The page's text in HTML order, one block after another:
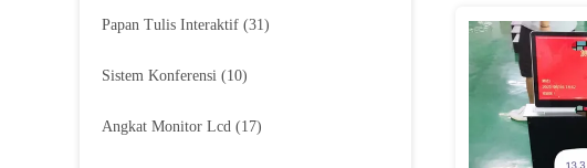
Papan Tulis Interaktif (31)
Sistem Konferensi (10)
Angkat Monitor Lcd (17)